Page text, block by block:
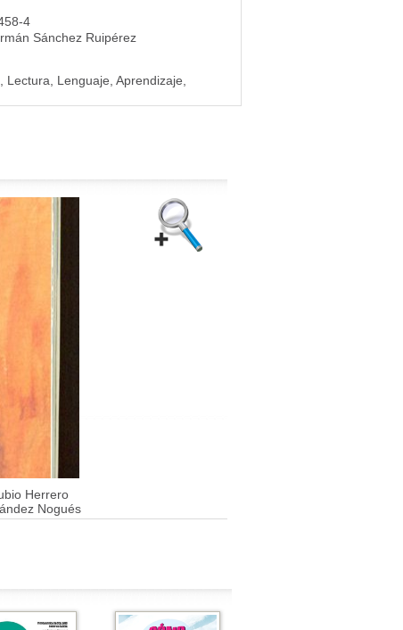
4
Sánchez Ruipérez
Lectura, Lenguaje, Aprendizaje,
Herrero
Nogués